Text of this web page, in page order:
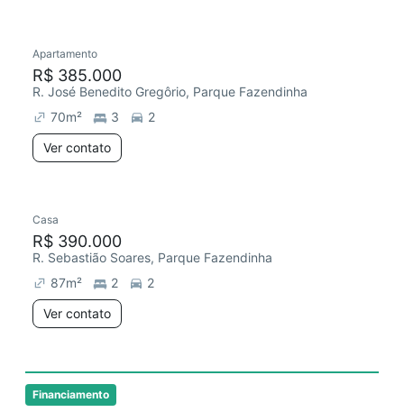
Financiamento
Redecorar
Apartamento
R$ 385.000
R. José Benedito Gregôrio, Parque Fazendinha
70m² 3
2
Ver contato
Casa
R$ 390.000
R. Sebastião Soares, Parque Fazendinha
87m² 2
2
Ver contato